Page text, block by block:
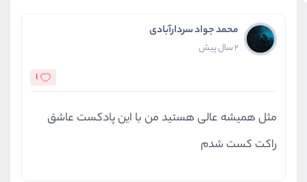
محمد جواد سردارآبادی
2 سال پیش
1
مثل همیشه عالی هستید من با این پادکست عاشق
راکت کست شدم